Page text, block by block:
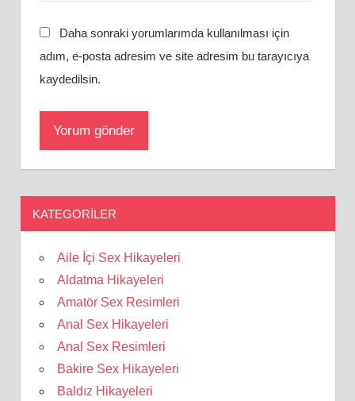
Daha sonraki yorumlarımda kullanılması için
adım, e-posta adresim ve site adresim bu tarayıcıya
kaydedilsin.
KATEGORILER
Aile İçi Sex Hikayeleri
Aldatma Hikayeleri
Amatör Sex Resimleri
Anal Sex Hikayeleri
Anal Sex Resimleri
Bakire Sex Hikayeleri
Baldız Hikayeleri